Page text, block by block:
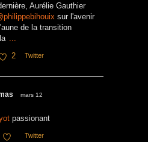
Aurélie Gauthier
sur l'avenir
de la transition
2 Twitter
mars 12
passionant
Twitter